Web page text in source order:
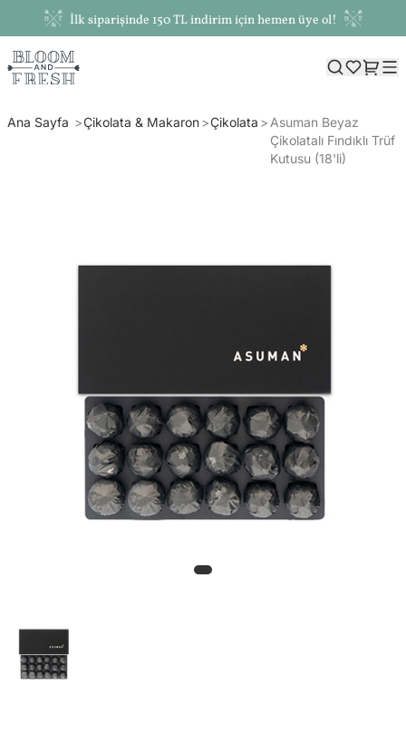
İlk siparişinde 150 TL indirim için hemen üye ol!
Ana Sayfa Çikolata & Makaron Çikolata
Asuman Beyaz
Çikolatalı Fındıklı Trüf
Kutusu (18'li)